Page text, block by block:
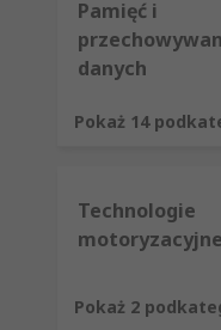
Pamięć i
danych
Pokaż 14
Technologie
motoryzacyjne
Pokaż 2